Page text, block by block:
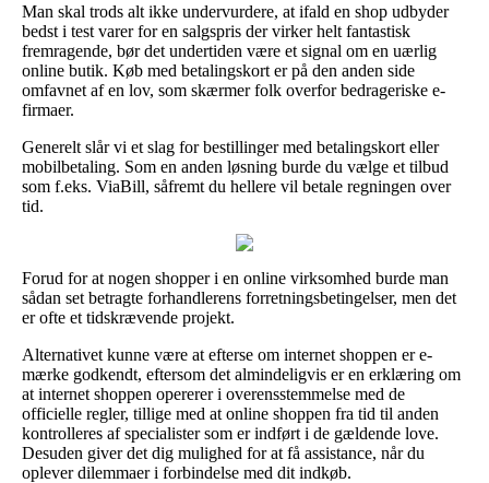
Man skal trods alt ikke undervurdere, at ifald en shop udbyder
bedst i test varer for en salgspris der virker helt fantastisk
fremragende, bør det undertiden være et signal om en uærlig
online butik. Køb med betalingskort er på den anden side
omfavnet af en lov, som skærmer folk overfor bedrageriske e-
firmaer.
Generelt slår vi et slag for bestillinger med betalingskort eller
mobilbetaling. Som en anden løsning burde du vælge et tilbud
som f.eks. ViaBill, såfremt du hellere vil betale regningen over
tid.
Forud for at nogen shopper i en online virksomhed burde man
sådan set betragte forhandlerens forretningsbetingelser, men det
er ofte et tidskrævende projekt.
Alternativet kunne være at efterse om internet shoppen er e-
mærke godkendt, eftersom det almindeligvis er en erklæring om
at internet shoppen opererer i overensstemmelse med de
officielle regler, tillige med at online shoppen fra tid til anden
kontrolleres af specialister som er indført i de gældende love.
Desuden giver det dig mulighed for at få assistance, når du
oplever dilemmaer i forbindelse med dit indkøb.